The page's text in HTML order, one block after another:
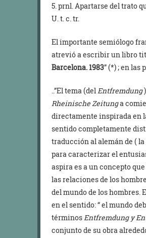
5. prnl. Apartarse del trato
U. t. c. tr.
El importante semiólogo
atrevió a escribir un libro
Barcelona. 1983” (*) ; en las
..”El tema (delEntfremdung
Rheinische Zeitunga
directamente inspirada en
sentido completamente
traducción al alemán de (
para caracterizar el
aspira es a un concepto
las relaciones de los
del mundo de los hombres.
en el sentido: “ el mundo
términosEntfremdung y
conjunto de su obra